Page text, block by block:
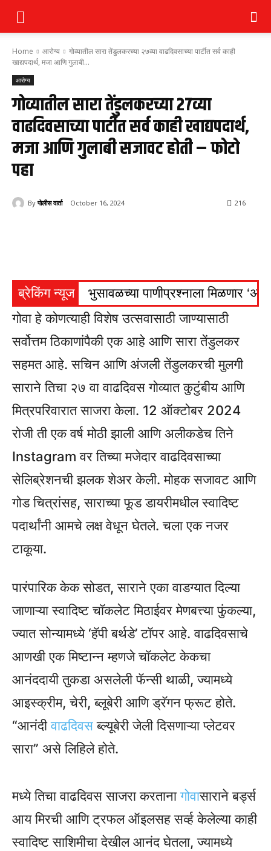
Home आरोग्य
गोव्यातील सारा तेंडुलकरच्या २७व्या वाढदिवसाच्या पार्टीत सर्व काही
खाद्यपदार्थ, मजा आणि गुलाबी...
आरोग्य
गोव्यातील सारा तेंडुलकरच्या २७व्या
वाढदिवसाच्या पार्टीत सर्व काही खाद्यपदार्थ,
मजा आणि गुलाबी सजावट होती – फोटो
पहा
By पोलीस वार्ता October 16, 2024 216
ब्रेकिंग न्यूज भुसावळच्या पाणीप्रश्नाला मिळणार
गोवा हे कोणत्याही विशेष उत्सवासाठी जाण्यासाठी
सर्वोत्तम ठिकाणांपैकी एक आहे आणि सारा तेंडुलकर
सहमत आहे. सचिन आणि अंजली तेंडुलकरची मुलगी
साराने तिचा २७ वा वाढदिवस गोव्यात कुटुंबीय आणि
मित्रपरिवारात साजरा केला. 12 ऑक्टोबर 2024
रोजी ती एक वर्ष मोठी झाली आणि अलीकडेच तिने
Instagram वर तिच्या मजेदार वाढदिवसाच्या
सेलिब्रेशनची झलक शेअर केली. मोहक सजावट आणि
गोड चित्रांसह, साराच्या फूड डायरीमधील स्वादिष्ट
पदार्थांनी आमचे लक्ष वेधून घेतले. चला एक नजर
टाकूया.
पारंपारिक केक सोडत, साराने एका वाडग्यात दिल्या
जाणाऱ्या स्वादिष्ट चॉकलेट मिठाईवर मेणबत्त्या फुंकल्या,
ज्यात सोन्यामध्ये ‘हॅपी बर्थडे’ टॉपर आहे. वाढदिवसाचे
आणखी एक मिष्टान्न म्हणजे चॉकलेट केकचा
आनंददायी तुकडा असलेली फॅन्सी थाळी, ज्यामध्ये
आइस्क्रीम, चेरी, ब्लूबेरी आणि ड्रॅगन फ्रूट होते.
“आनंदीवाढदिवसब्ल्यूबेरी जेली दिसणाऱ्या प्लेटवर
सारा” असे लिहिले होते.
मध्ये तिचा वाढदिवस साजरा करतानागोवासाराने बर्ड्स
आय मिरची आणि ट्रफल ऑइलसह सर्व्ह केलेल्या काही
स्वादिष्ट साशिमीचा देखील आनंद घेतला, ज्यामध्ये